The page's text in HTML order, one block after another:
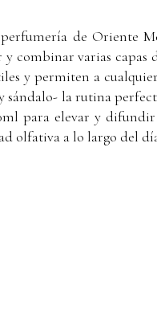
de Oriente
varias
y permiten a
sándalo- la rutina
para elevar y
olfativa a lo largo del